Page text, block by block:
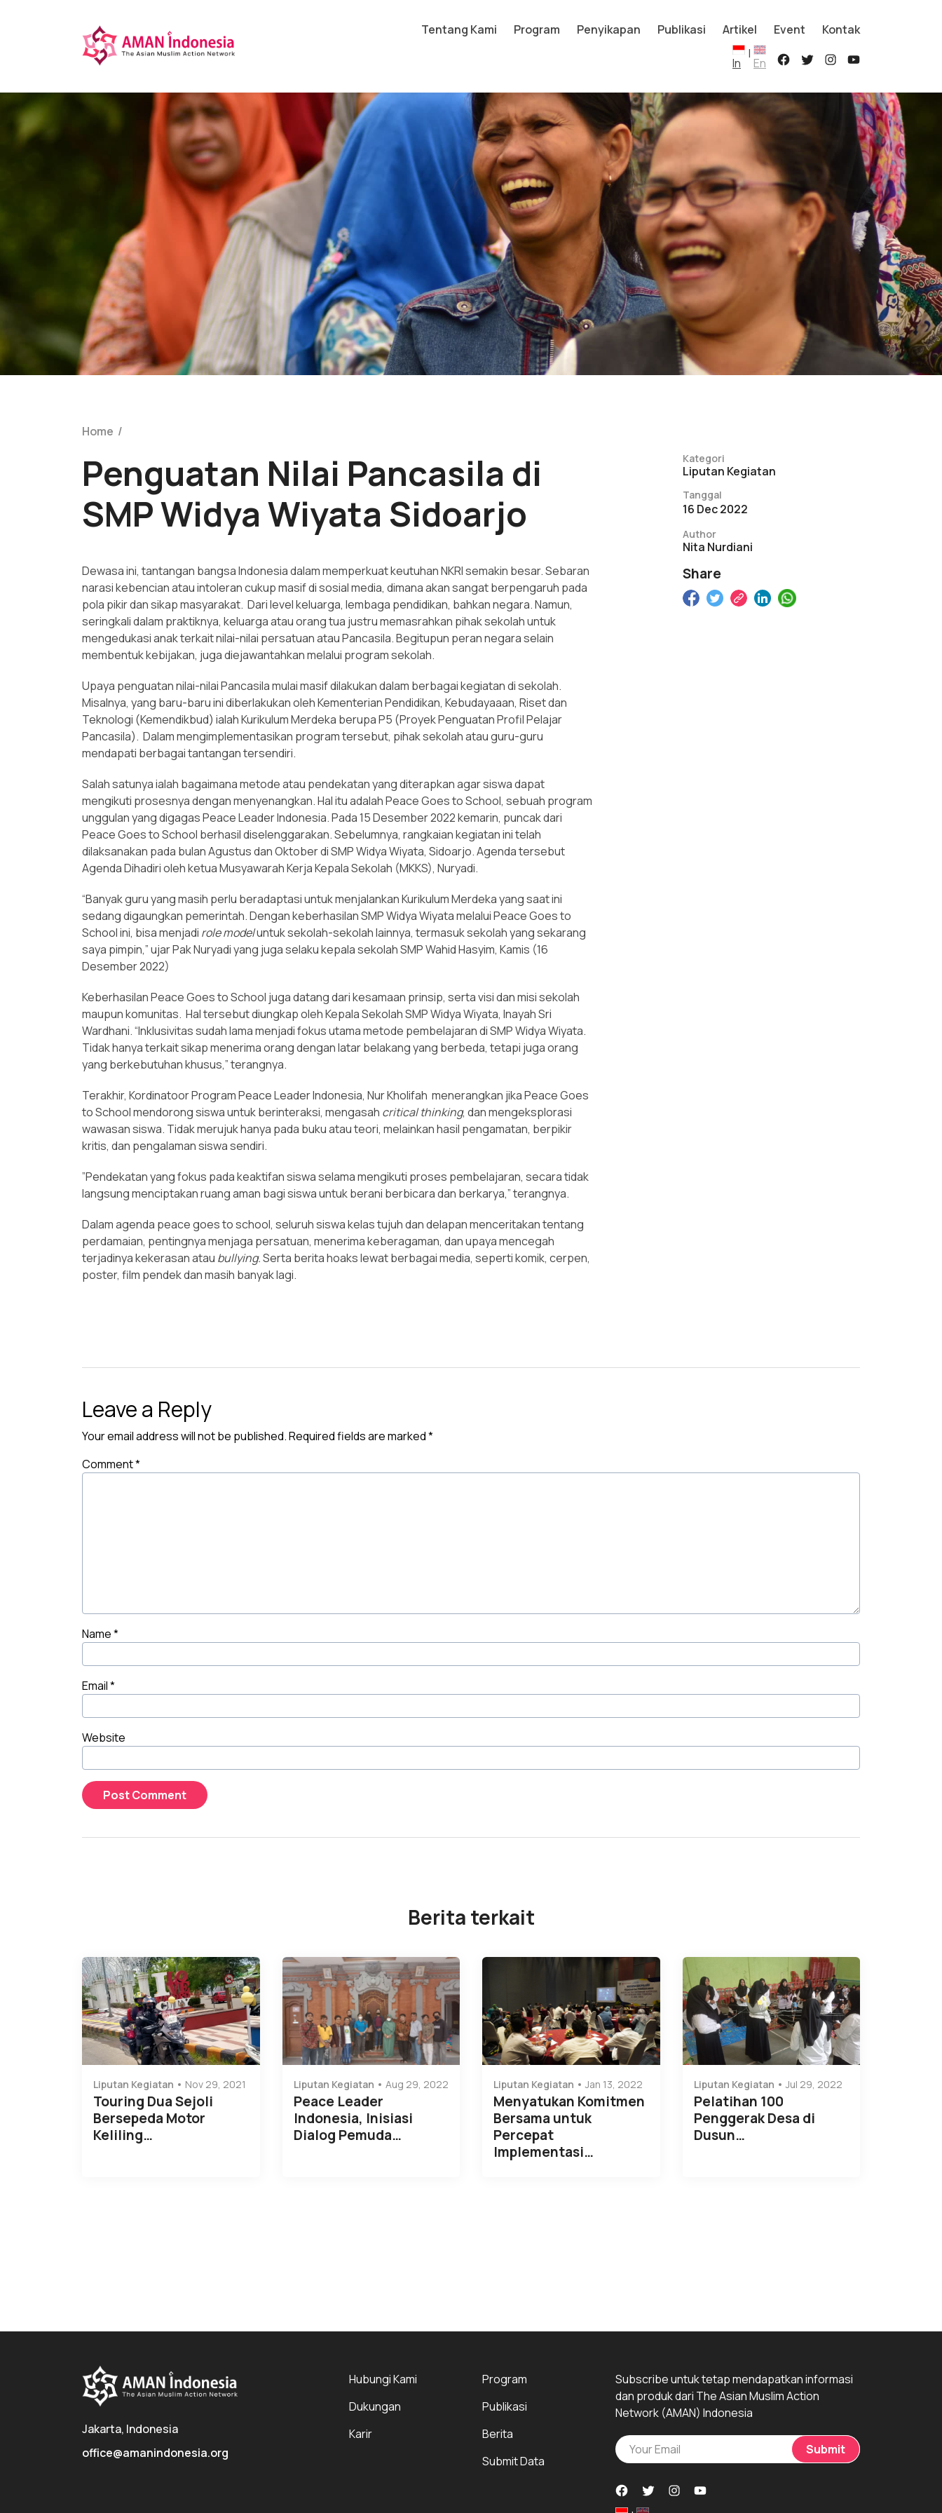
Tentang Kami Program Penyikapan Publikasi Artikel Event Kontak
In
|
En
Home /
Penguatan Nilai Pancasila di
SMP Widya Wiyata Sidoarjo
Dewasa ini, tantangan bangsa Indonesia dalam memperkuat keutuhan NKRI semakin besar. Sebaran
narasi kebencian atau intoleran cukup masif di sosial media, dimana akan sangat berpengaruh pada
pola pikir dan sikap masyarakat. Dari level keluarga, lembaga pendidikan, bahkan negara. Namun,
seringkali dalam praktiknya, keluarga atau orang tua justru memasrahkan pihak sekolah untuk
mengedukasi anak terkait nilai-nilai persatuan atau Pancasila. Begitupun peran negara selain
membentuk kebijakan, juga diejawantahkan melalui program sekolah.
Upaya penguatan nilai-nilai Pancasila mulai masif dilakukan dalam berbagai kegiatan di sekolah.
Misalnya, yang baru-baru ini diberlakukan oleh Kementerian Pendidikan, Kebudayaaan, Riset dan
Teknologi (Kemendikbud) ialah Kurikulum Merdeka berupa P5 (Proyek Penguatan Profil Pelajar
Pancasila). Dalam mengimplementasikan program tersebut, pihak sekolah atau guru-guru
mendapati berbagai tantangan tersendiri.
Salah satunya ialah bagaimana metode atau pendekatan yang diterapkan agar siswa dapat
mengikuti prosesnya dengan menyenangkan. Hal itu adalah Peace Goes to School, sebuah program
unggulan yang digagas Peace Leader Indonesia. Pada 15 Desember 2022 kemarin, puncak dari
Peace Goes to School berhasil diselenggarakan. Sebelumnya, rangkaian kegiatan ini telah
dilaksanakan pada bulan Agustus dan Oktober di SMP Widya Wiyata, Sidoarjo. Agenda tersebut
Agenda Dihadiri oleh ketua Musyawarah Kerja Kepala Sekolah (MKKS), Nuryadi.
“Banyak guru yang masih perlu beradaptasi untuk menjalankan Kurikulum Merdeka yang saat ini
sedang digaungkan pemerintah. Dengan keberhasilan SMP Widya Wiyata melalui Peace Goes to
School ini, bisa menjadi role modeluntuk sekolah-sekolah lainnya, termasuk sekolah yang sekarang
saya pimpin,” ujar Pak Nuryadi yang juga selaku kepala sekolah SMP Wahid Hasyim, Kamis (16
Desember 2022)
Keberhasilan Peace Goes to School juga datang dari kesamaan prinsip, serta visi dan misi sekolah
maupun komunitas. Hal tersebut diungkap oleh Kepala Sekolah SMP Widya Wiyata, Inayah Sri
Wardhani. “Inklusivitas sudah lama menjadi fokus utama metode pembelajaran di SMP Widya Wiyata.
Tidak hanya terkait sikap menerima orang dengan latar belakang yang berbeda, tetapi juga orang
yang berkebutuhan khusus,” terangnya.
Terakhir, Kordinatoor Program Peace Leader Indonesia, Nur Kholifah menerangkan jika Peace Goes
to School mendorong siswa untuk berinteraksi, mengasah critical thinking, dan mengeksplorasi
wawasan siswa. Tidak merujuk hanya pada buku atau teori, melainkan hasil pengamatan, berpikir
kritis, dan pengalaman siswa sendiri.
”Pendekatan yang fokus pada keaktifan siswa selama mengikuti proses pembelajaran, secara tidak
langsung menciptakan ruang aman bagi siswa untuk berani berbicara dan berkarya,” terangnya.
Dalam agenda peace goes to school, seluruh siswa kelas tujuh dan delapan menceritakan tentang
perdamaian, pentingnya menjaga persatuan, menerima keberagaman, dan upaya mencegah
terjadinya kekerasan atau bullying.Serta berita hoaks lewat berbagai media, seperti komik, cerpen,
poster, film pendek dan masih banyak lagi.
Kategori
Liputan Kegiatan
Tanggal
16 Dec 2022
Author
Nita Nurdiani
Share
Leave a Reply
Your email address will not be published.Required fields are marked*
Comment*
Name*
Email*
Website
Berita terkait
Liputan Kegiatan Nov 29, 2021
Touring Dua Sejoli
Bersepeda Motor
Keliling…
Liputan Kegiatan Aug 29, 2022
Peace Leader
Indonesia, Inisiasi
Dialog Pemuda…
Liputan Kegiatan Jan 13, 2022
Menyatukan Komitmen
Bersama untuk
Percepat
Implementasi…
Liputan Kegiatan Jul 29, 2022
Pelatihan 100
Penggerak Desa di
Dusun…
Jakarta, Indonesia
office@amanindonesia.org
Hubungi Kami
Dukungan
Karir
Program
Publikasi
Berita
Submit Data
Subscribe untuk tetap mendapatkan informasi
dan produk dari The Asian Muslim Action
Network (AMAN) Indonesia
Submit